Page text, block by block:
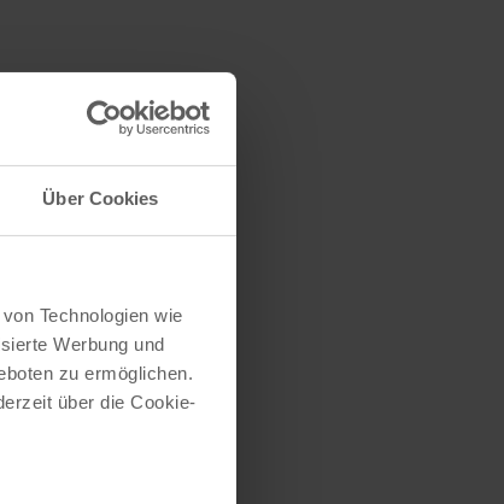
Über Cookies
Technologien wie
Werbung und
zu ermöglichen.
über die Cookie-